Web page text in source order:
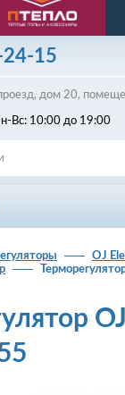
15
дом 20,
Вс: 10:00 до 19:00
OJ